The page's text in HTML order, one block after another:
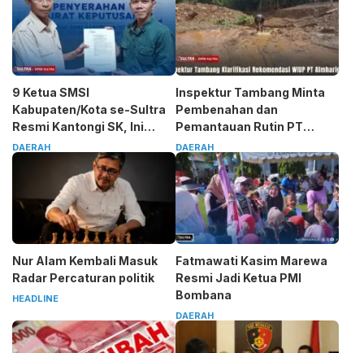
9 Ketua SMSI
Kabupaten/Kota se-Sultra
Resmi Kantongi SK, Ini
Pesan Tegas Sarjono
DAERAH
Inspektur Tambang Minta
Pembenahan dan
Pemantauan Rutin PT
Almharig
DAERAH
Nur Alam Kembali Masuk
Radar Percaturan politik
HEADLINE
Fatmawati Kasim Marewa
Resmi Jadi Ketua PMI
Bombana
DAERAH